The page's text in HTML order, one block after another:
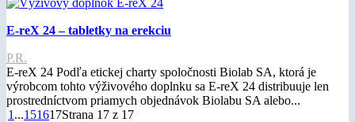
E-reX 24 – tabletky na erekciu
P.R.
E-reX 24 Podľa etickej charty spoločnosti Biolab SA, ktorá je
výrobcom tohto výživového doplnku sa E-reX 24 distribuuje len
prostredníctvom priamych objednávok Biolabu SA alebo...
1 ...151617Strana 17 z 17